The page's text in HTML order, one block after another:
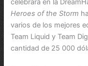
celebrará en la
Heroes of the Storm
varios de los mejores
Team Liquid y Team
cantidad de 25 000